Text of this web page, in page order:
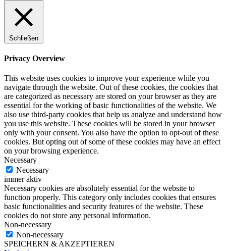
Schließen
Privacy Overview
This website uses cookies to improve your experience while you
navigate through the website. Out of these cookies, the cookies that
are categorized as necessary are stored on your browser as they are
essential for the working of basic functionalities of the website. We
also use third-party cookies that help us analyze and understand how
you use this website. These cookies will be stored in your browser
only with your consent. You also have the option to opt-out of these
cookies. But opting out of some of these cookies may have an effect
on your browsing experience.
Necessary
Necessary
immer aktiv
Necessary cookies are absolutely essential for the website to
function properly. This category only includes cookies that ensures
basic functionalities and security features of the website. These
cookies do not store any personal information.
Non-necessary
Non-necessary
SPEICHERN & AKZEPTIEREN